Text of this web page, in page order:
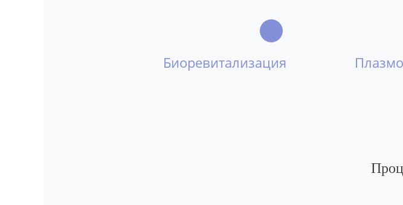
Биоревитализация